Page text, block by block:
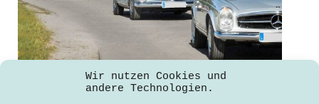
Wir nutzen Cookies und
andere Technologien.